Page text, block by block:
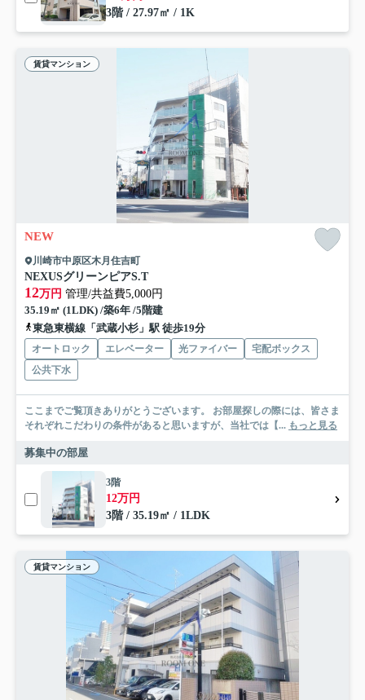
3階 / 27.97㎡ / 1K
賃貸マンション
NEW
川崎市中原区木月住吉町
NEXUSグリーンピアS.T
12万円 管理/共益費5,000円
35.19㎡ (1LDK) /築6年 /5階建
東急東横線「武蔵小杉」駅 徒歩19分
オートロック エレベーター 光ファイバー
宅配ボックス
公共下水
ここまでご覧頂きありがとうございます。 お部屋探しの際には、皆さま
それぞれこだわりの条件があると思いますが、当社では【... もっと見る
募集中の部屋
3階
12万円
3階 / 35.19㎡ / 1LDK
賃貸マンション